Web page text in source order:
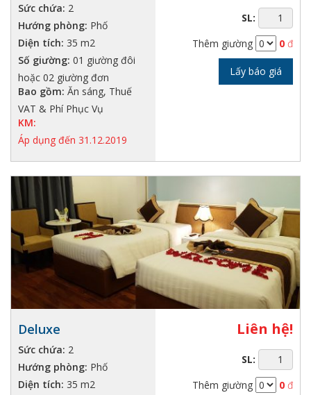
Sức chứa: 2
Hướng phòng: Phố
Diện tích: 35 m2
Số giường: 01 giường đôi
hoặc 02 giường đơn
Bao gồm: Ăn sáng, Thuế
VAT & Phí Phục Vụ
KM:
Áp dụng đến 31.12.2019
SL:
Thêm giường
0 đ
Lấy báo giá
Deluxe
Sức chứa: 2
Hướng phòng: Phố
Diện tích: 35 m2
Liên hệ!
SL:
Thêm giường
0 đ